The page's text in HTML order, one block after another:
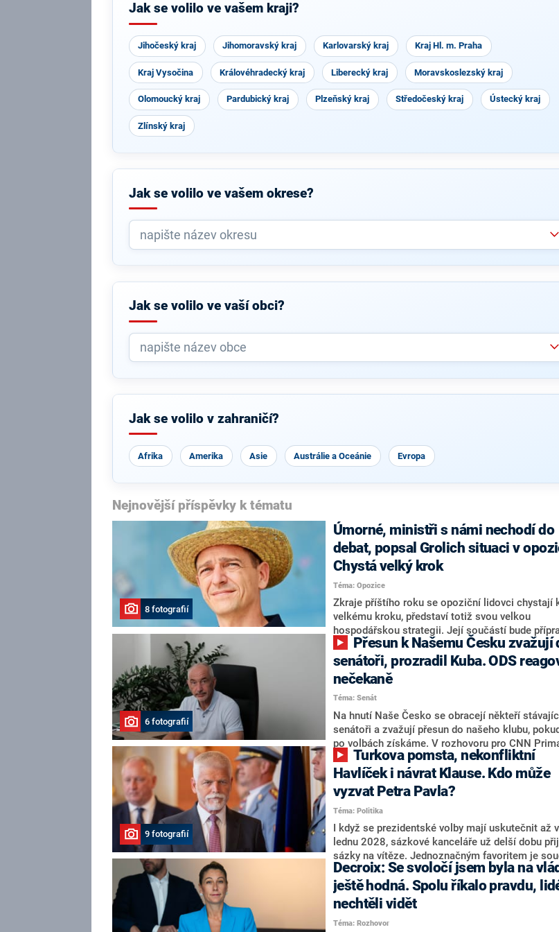
Jak se volilo ve vašem kraji?
Jihočeský kraj Jihomoravský kraj Karlovarský kraj Kraj Hl. m. Praha
Kraj Vysočina Královéhradecký kraj Liberecký kraj Moravskoslezský kraj
Olomoucký kraj Pardubický kraj Plzeňský kraj Středočeský kraj Ústecký kraj
Zlínský kraj
Jak se volilo ve vašem okrese?
Jak se volilo ve vaší obci?
Jak se volilo v zahraničí?
Afrika Amerika Asie Austrálie a Oceánie Evropa
Nejnovější příspěvky k tématu
8 fotografií
Úmorné, ministři s námi nechodí do
debat, popsal Grolich situaci v
Chystá velký krok
Téma: Opozice
Zkraje příštího roku se opoziční lidovci chystají
velkému kroku, představí totiž svou velkou
hospodářskou strategii. Její součástí bude
stárnutí populace, řekl ve středu na setkání s
nový předseda lidovců Jan Grolich. Ten zároveň
senátních volbách kandiduje ve Vyškově. Popsal i
aktivitu opozice, o níž vládní strany nebo političtí
komentátoři mluví jako o slabé a v defenzivě. „Je
úmorná práce upozorňovat na chyby vlády.
námi navíc nechodí do debat. Chceme ale
svoje témata,“ odpověděl Grolich na dotaz CNN
NEWS.
6 fotografií
senátoři, prozradil Kuba. ODS
nečekaně
Téma: Senát
Na hnutí Naše Česko se obracejí někteří
senátoři a zvažují přesun do našeho klubu,
po volbách získáme. V rozhovoru pro CNN
NEWS to řekl zakladatel hnutí a jihočeský hejtman
Martin Kuba. Konkrétní nebyl, ale získat by takto
například senátora Zdeňka Hrabu, který je dnes
součástí klubu ODS a TOP 09. Hraba to na dotaz
redakce nevyloučil. Předseda klubu senátorů ODS
Zdeněk Nytra redakci řekl, že počítá s odchodem
některých senátorů z klubu a že Naše Česko
nepřítel, ale soupeř.
9 fotografií
Havlíček i návrat Klause. Kdo může
vyzvat Petra Pavla?
Téma: Politika
I když se prezidentské volby mají uskutečnit až v
lednu 2028, sázkové kanceláře už delší dobu
sázky na vítěze. Jednoznačným favoritem je
hlava státu Petr Pavel. Daleko za ním pak
zmiňují dva výrazné politiky ANO, tedy premiéra
Andreje Babiše a ministra průmyslu Karla
Oblíbeným tipem samotných sázkařů je poslanec
Motoristy Filip Turek. Politolog Jan Kubáček
Decroix: Se svoločí jsem byla na
ještě hodná. Spolu říkalo pravdu,
nechtěli vidět
Téma: Rozhovor